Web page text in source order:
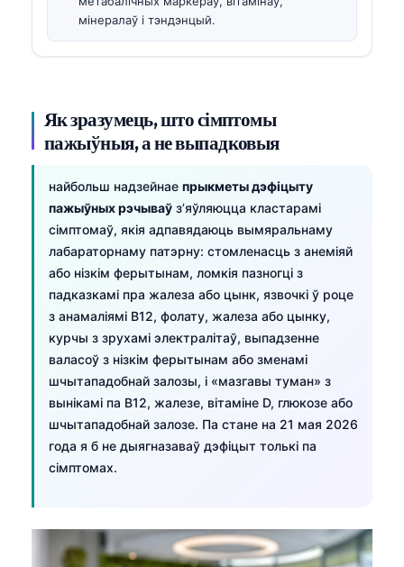
мінералаў і тэндэнцый.
Як зразумець, што сімптомы
пажыўныя, а не выпадковыя
найбольш надзейнае прыкметы дэфіцыту
пажыўных рэчываў з’яўляюцца кластарамі
сімптомаў, якія адпавядаюць вымяральнаму
лабараторнаму патэрну: стомленасць з анеміяй
або нізкім ферытынам, ломкія пазногці з
падказкамі пра жалеза або цынк, язвочкі ў роце
з анамаліямі B12, фолату, жалеза або цынку,
курчы з зрухамі электралітаў, выпадзенне
валасоў з нізкім ферытынам або зменамі
шчытападобнай залозы, і «мазгавы туман» з
вынікамі па B12, жалезе, вітаміне D, глюкозе або
шчытападобнай залозе. Па стане на 21 мая 2026
года я б не дыягназаваў дэфіцыт толькі па
сімптомах.